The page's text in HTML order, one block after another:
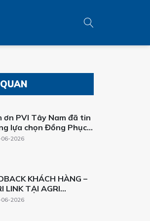
ơn PVI Tây Nam đã tin
lựa chọn Đồng Phục
2026
KHÁCH HÀNG –
LINK TẠI AGRI
2026
2026